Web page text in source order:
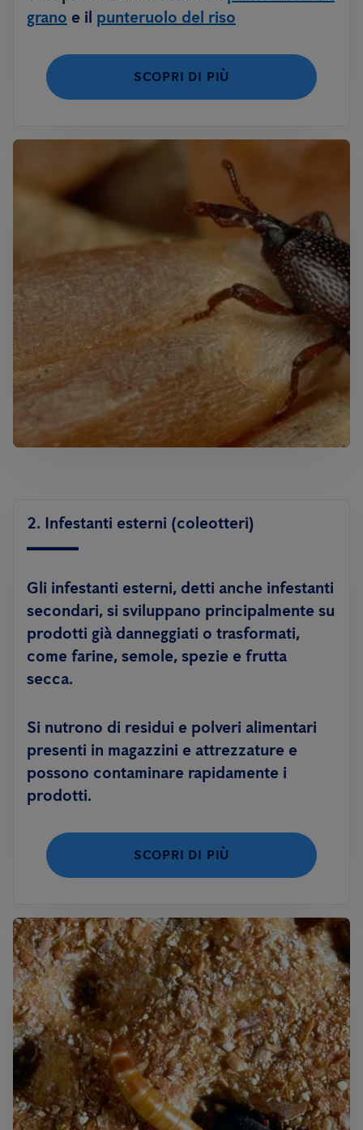
grano e il punteruolo del riso
SCOPRI DI PIÙ
2. Infestanti esterni (coleotteri)
Gli infestanti esterni, detti anche infestanti
secondari, si sviluppano principalmente su
prodotti già danneggiati o trasformati,
come farine, semole, spezie e frutta
secca.
Si nutrono di residui e polveri alimentari
presenti in magazzini e attrezzature e
possono contaminare rapidamente i
prodotti.
SCOPRI DI PIÙ